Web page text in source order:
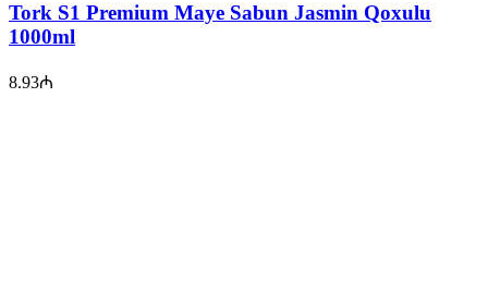
Tork S1 Premium Maye Sabun Jasmin Qoxulu
1000ml
8.93₼